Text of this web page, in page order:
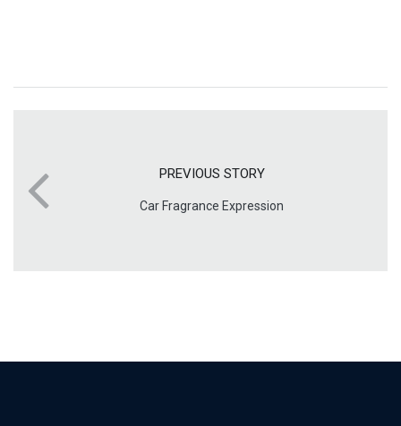
PREVIOUS STORY
Car Fragrance Expression